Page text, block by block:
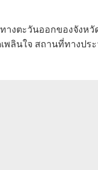
งตะวันออกของจังหวั
ลินใจ สถานที่ทางปร